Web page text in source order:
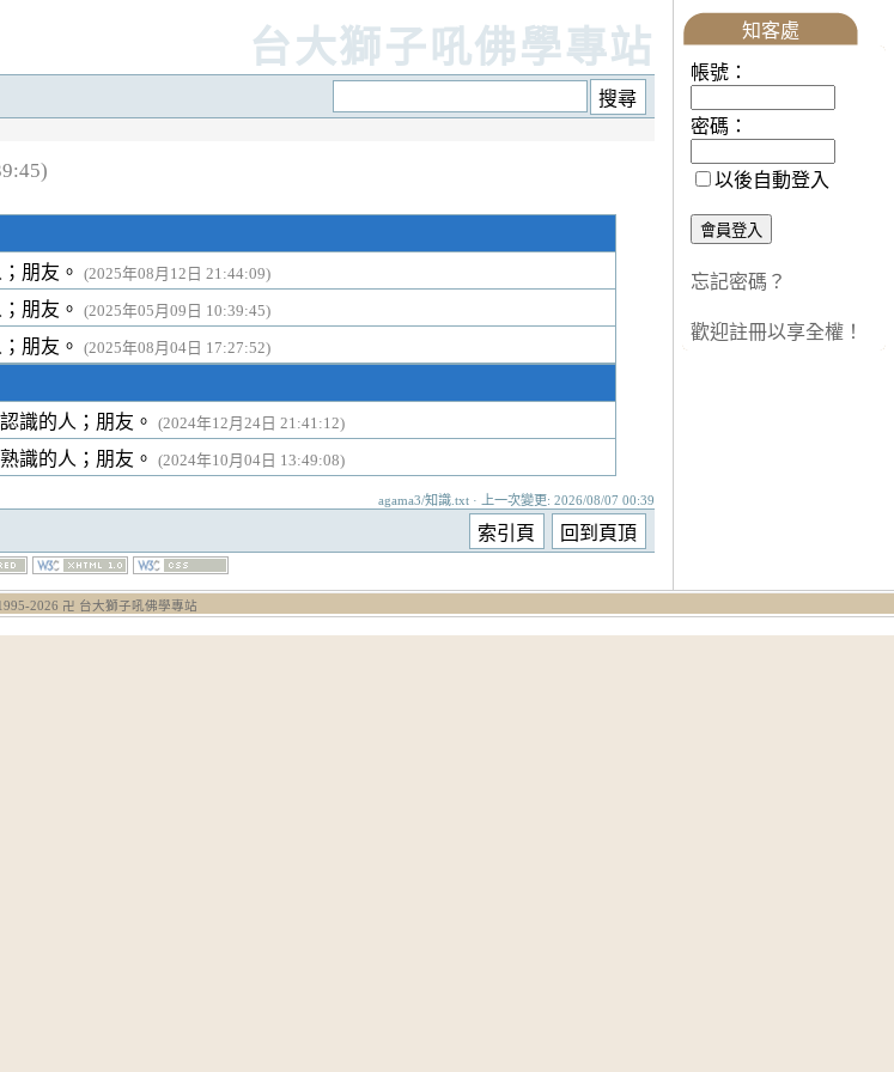
台大獅子吼佛學專站
朋友。 (2025年08月12日 21:44:09)
朋友。 (2025年05月09日 10:39:45)
朋友。 (2025年08月04日 17:27:52)
認識的人；朋友。 (2024年12月24日 21:41:12)
熟識的人；朋友。 (2024年10月04日 13:49:08)
agama3/知識.txt · 上一次變更: 2026/08/07 00:39
知客處
帳號：
密碼：
以後自動登入
忘記密碼？
歡迎註冊以享全權！
2026 卍 台大獅子吼佛學專站